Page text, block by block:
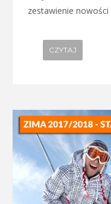
zestawienie
CZYTAJ